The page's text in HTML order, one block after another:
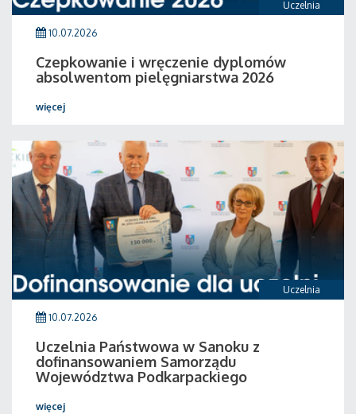
Uczelnia
10.07.2026
Czepkowanie i wręczenie dyplomów
absolwentom pielęgniarstwa 2026
więcej
Uczelnia
10.07.2026
Uczelnia Państwowa w Sanoku z
dofinansowaniem Samorządu
Województwa Podkarpackiego
więcej